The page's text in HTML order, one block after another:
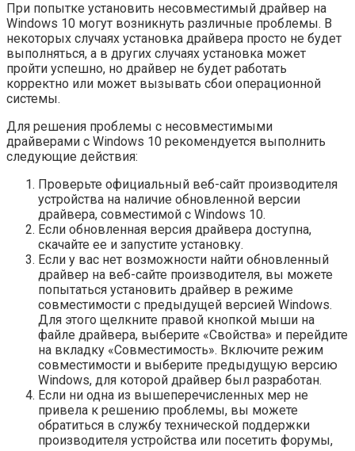
При попытке установить несовместимый драйвер на
Windows 10 могут возникнуть различные проблемы. В
некоторых случаях установка драйвера просто не будет
выполняться, а в других случаях установка может
пройти успешно, но драйвер не будет работать
корректно или может вызывать сбои операционной
системы.
Для решения проблемы с несовместимыми
драйверами с Windows 10 рекомендуется выполнить
следующие действия:
Проверьте официальный веб-сайт производителя
устройства на наличие обновленной версии
драйвера, совместимой с Windows 10.
Если обновленная версия драйвера доступна,
скачайте ее и запустите установку.
Если у вас нет возможности найти обновленный
драйвер на веб-сайте производителя, вы можете
попытаться установить драйвер в режиме
совместимости с предыдущей версией Windows.
Для этого щелкните правой кнопкой мыши на
файле драйвера, выберите «Свойства» и перейдите
на вкладку «Совместимость». Включите режим
совместимости и выберите предыдущую версию
Windows, для которой драйвер был разработан.
Если ни одна из вышеперечисленных мер не
привела к решению проблемы, вы можете
обратиться в службу технической поддержки
производителя устройства или посетить форумы,